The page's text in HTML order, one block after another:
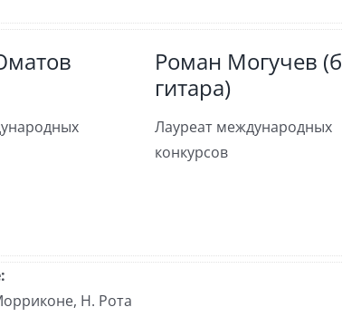
Роман Могучев
гитара)
Лауреат международных
конкурсов
Н. Рота